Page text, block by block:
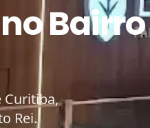
noBairro
Curitiba,
Rei.